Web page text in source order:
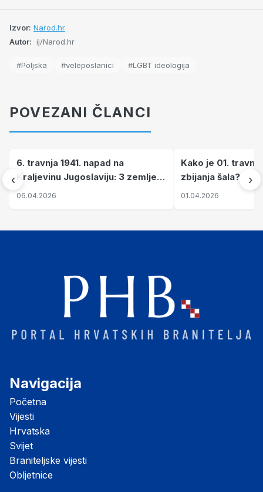
Izvor: Narod.hr
Autor: ij/Narod.hr
#Poljska #veleposlanici #LGBT ideologija
POVEZANI ČLANCI
‹
6. travnja 1941. napad na
Kraljevinu Jugoslaviju: 3 zemlje
nastale njenim raspadom
06.04.2026
Kako je 01.
zbijanja šala?
01.04.2026
›
Navigacija
Početna
Vijesti
Hrvatska
Svijet
Braniteljske vijesti
Obljetnice